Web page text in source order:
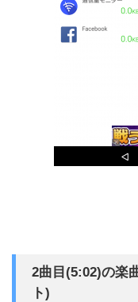
2曲目(5:02)の楽
ト)